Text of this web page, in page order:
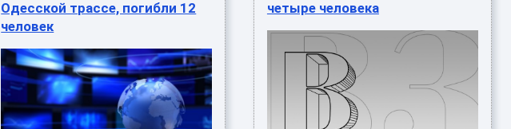
Одесской трассе, погибли 12
человек
четыре человека